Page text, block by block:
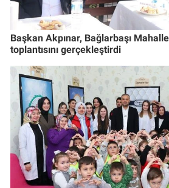
Başkan Akpınar, Bağlarbaşı
toplantısını gerçekleştirdi